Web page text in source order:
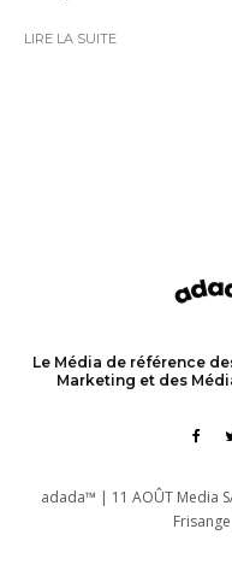
LIRE LA SUITE
Le Média de référence
Marketing et des
adada™ | 11 AOÛT Media